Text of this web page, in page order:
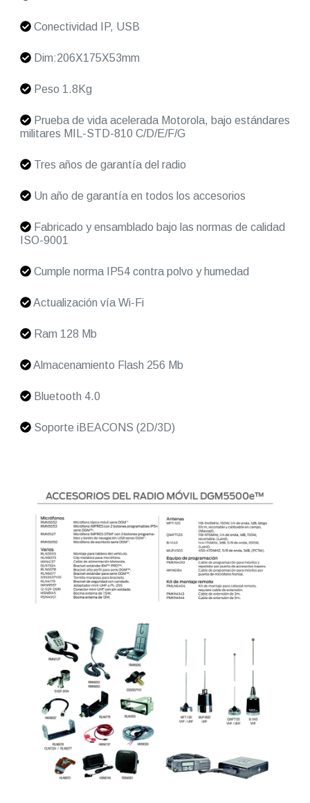
Conectividad IP, USB
Dim:206X175X53mm
Peso 1.8Kg
Prueba de vida acelerada Motorola, bajo estándares
militares MIL-STD-810 C/D/E/F/G
Tres años de garantía del radio
Un año de garantía en todos los accesorios
Fabricado y ensamblado bajo las normas de calidad
ISO-9001
Cumple norma IP54 contra polvo y humedad
Actualización vía Wi-Fi
Ram 128 Mb
Almacenamiento Flash 256 Mb
Bluetooth 4.0
Soporte iBEACONS (2D/3D)